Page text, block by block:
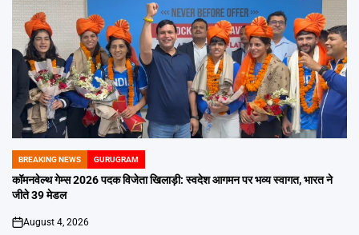
POSTED
IN
BREAKING NEWS GURUGRAM
कॉमनवेल्थ गेम्स 2026 पदक विजेता खिलाड़ी: स्वदेश आगमन पर भव्य स्वागत, भारत ने
जीते 39 मेडल
on
August 4, 2026